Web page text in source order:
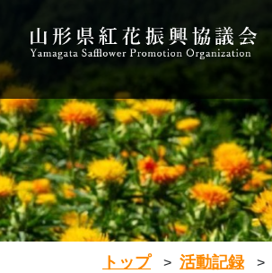
トップ > 活動記録 >